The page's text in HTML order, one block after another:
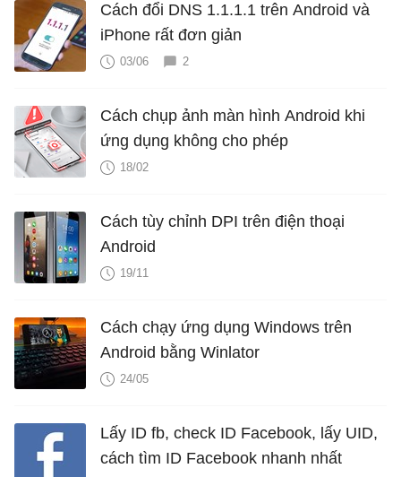
Cách đổi DNS 1.1.1.1 trên Android và
iPhone rất đơn giản
03/06 2
Cách chụp ảnh màn hình Android khi
ứng dụng không cho phép
18/02
Cách tùy chỉnh DPI trên điện thoại
Android
19/11
Cách chạy ứng dụng Windows trên
Android bằng Winlator
24/05
Lấy ID fb, check ID Facebook, lấy UID,
cách tìm ID Facebook nhanh nhất